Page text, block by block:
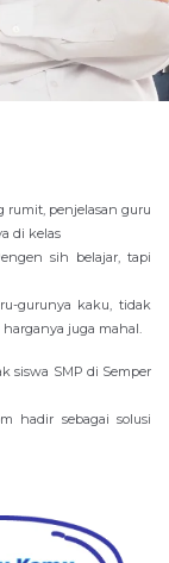
rumit, penjelasan guru
di kelas
sih belajar, tapi
gurunya kaku, tidak
juga mahal.
siswa SMP di Semper
hadir sebagai solusi